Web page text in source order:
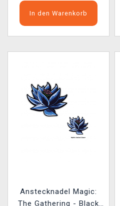
In den Warenkorb
Anstecknadel Magic:
The Gathering - Black